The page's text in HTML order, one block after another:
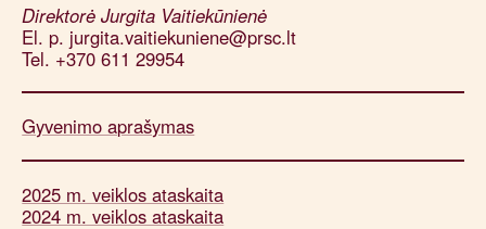
Direktorė Jurgita Vaitiekūnienė
El. p. jurgita.vaitiekuniene@prsc.lt
Tel. +370 611 29954
Gyvenimo aprašymas
2025 m. veiklos ataskaita
2024 m. veiklos ataskaita